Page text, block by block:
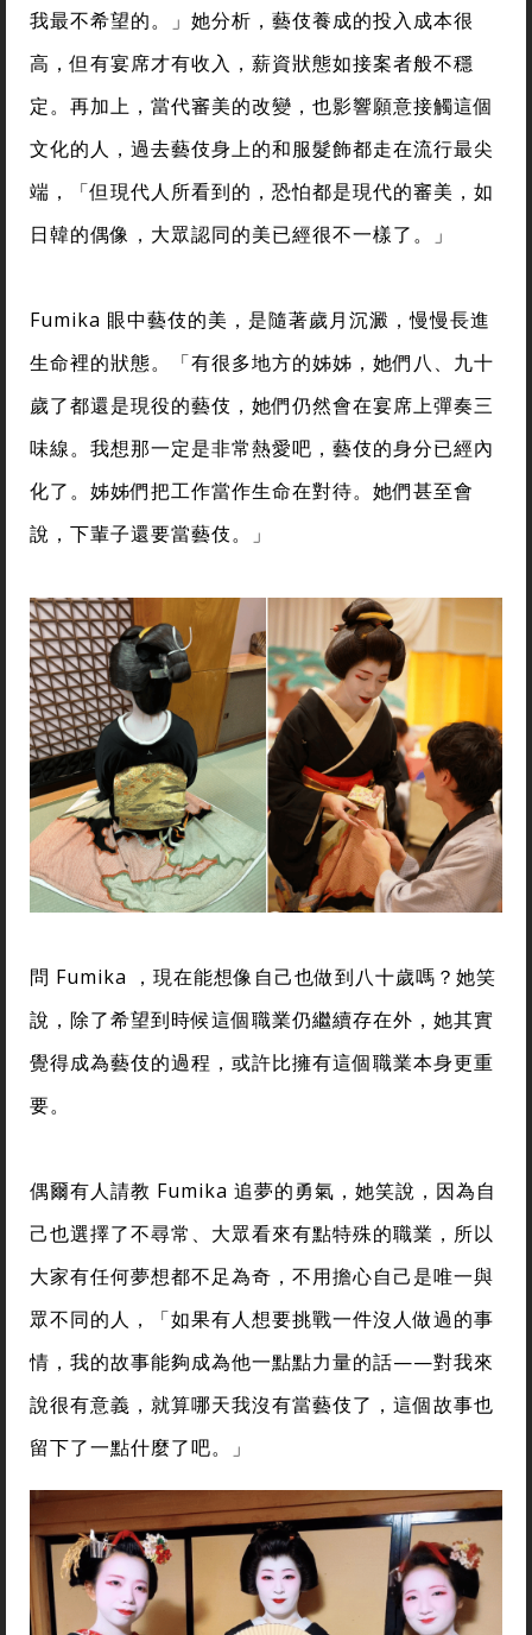
我最不希望的。」她分析，藝伎養成的投入成本很
高，但有宴席才有收入，薪資狀態如接案者般不穩
定。再加上，當代審美的改變，也影響願意接觸這個
文化的人，過去藝伎身上的和服髮飾都走在流行最尖
端，「但現代人所看到的，恐怕都是現代的審美，如
日韓的偶像，大眾認同的美已經很不一樣了。」
Fumika 眼中藝伎的美，是隨著歲月沉澱，慢慢長進
生命裡的狀態。「有很多地方的姊姊，她們八、九十
歲了都還是現役的藝伎，她們仍然會在宴席上彈奏三
味線。我想那一定是非常熱愛吧，藝伎的身分已經內
化了。姊姊們把工作當作生命在對待。她們甚至會
說，下輩子還要當藝伎。」
問 Fumika ，現在能想像自己也做到八十歲嗎？她笑
說，除了希望到時候這個職業仍繼續存在外，她其實
覺得成為藝伎的過程，或許比擁有這個職業本身更重
要。
偶爾有人請教 Fumika 追夢的勇氣，她笑說，因為自
己也選擇了不尋常、大眾看來有點特殊的職業，所以
大家有任何夢想都不足為奇，不用擔心自己是唯一與
眾不同的人，「如果有人想要挑戰一件沒人做過的事
情，我的故事能夠成為他一點點力量的話——對我來
說很有意義，就算哪天我沒有當藝伎了，這個故事也
留下了一點什麼了吧。」